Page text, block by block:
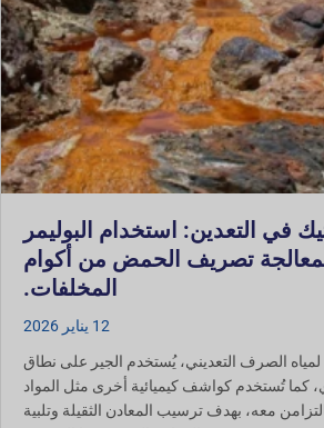
التعدين: استخدام البوليمر
تصريف الحمض من أكوام
المخلفات.
الصرف التعديني، يُستخدم الجير على نطاق
تُستخدم كواشف كيميائية أخرى مثل المواد
معه، بهدف ترسيب المعادن الثقيلة وتلبية